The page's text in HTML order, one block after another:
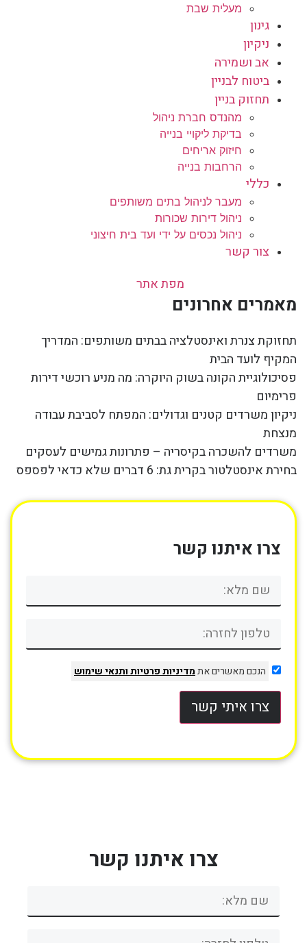
מעלית שבת
גינון
ניקיון
אב ושמירה
ביטוח לבניין
תחזוק בניין
מהנדס חברת ניהול
בדיקת ליקויי בנייה
חיזוק אריחים
הרחבות בנייה
כללי
מעבר לניהול בתים משותפים
ניהול דירות שכורות
ניהול נכסים על ידי ועד בית חיצוני
צור קשר
מפת אתר
מאמרים אחרונים
תחזוקת צנרת ואינסטלציה בבתים משותפים: המדריך
המקיף לועד הבית
פסיכולוגיית הקונה בשוק היוקרה: מה מניע רוכשי דירות
פרימיום
ניקיון משרדים קטנים וגדולים: המפתח לסביבת עבודה
מנצחת
משרדים להשכרה בקיסריה – פתרונות גמישים לעסקים
בחירת אינסטלטור בקרית גת: 6 דברים שלא כדאי לפספס
צרו איתנו קשר
הנכם מאשרים אתמדיניות פרטיותותנאי שימוש
צרו איתי קשר
צרו איתנו קשר